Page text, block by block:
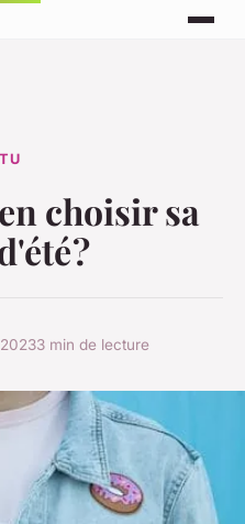
choisir sa
?
3 min de lecture